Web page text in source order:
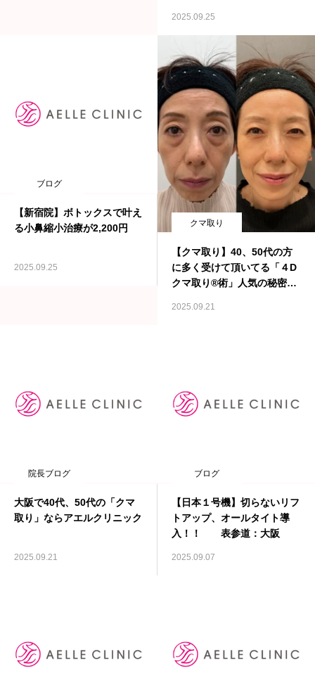
2025.09.25
ブログ
【新宿院】ボトックスで叶え
る小鼻縮小治療が2,200円
2025.09.25
クマ取り
【クマ取り】40、50代の方
に多く受けて頂いてる「４D
クマ取り®︎術」人気の秘密
2025.09.21
院長ブログ
大阪で40代、50代の「クマ
取り」ならアエルクリニック
2025.09.21
ブログ
【日本１号機】切らないリフ
トアップ、オールタイト導
入！！ 表参道：大阪
2025.09.07